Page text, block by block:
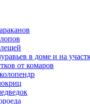
в доме и на
от комаров